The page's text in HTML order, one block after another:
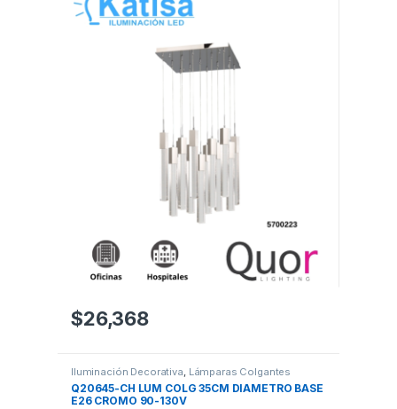
$26,368
Iluminación Decorativa Lámparas Colgantes
Q20645-CH LUM COLG 35CM DIAMETRO BASE
E26 CROMO 90-130V